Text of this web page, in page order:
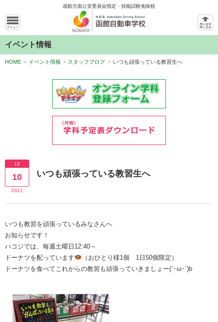
函館方面公安委員会指定・技能試験免除校
イベント情報
HOME > イベント情報 > スタッフブログ > いつも頑張っている教習生へ
12
10
2021
いつも頑張っている教習生へ
いつも教習を頑張っているみなさんへ
お知らせです！
ハコジでは、毎週土曜日12:40～
ドーナツを配っています
（おひとり様1個 1日50個限定）
ドーナツを食べてこれからの教習も頑張っていきましょー(`･ω･´)b